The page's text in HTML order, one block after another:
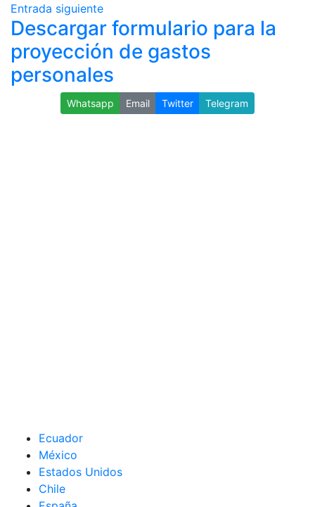
Entrada siguiente
Descargar formulario para la
proyección de gastos
personales
Whatsapp Email Twitter Telegram
Ecuador
México
Estados Unidos
Chile